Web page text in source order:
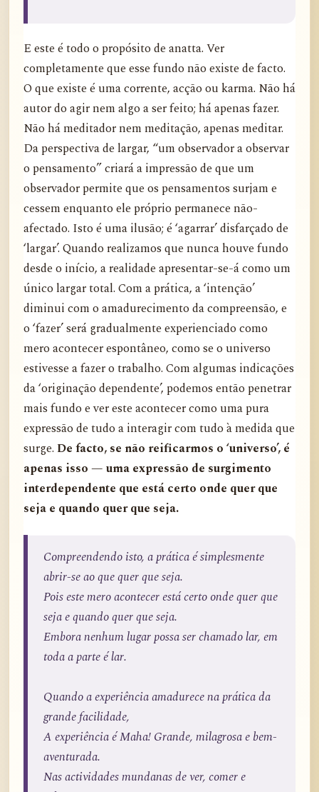
E este é todo o propósito de anatta. Ver
completamente que esse fundo não existe de facto.
O que existe é uma corrente, acção ou karma. Não há
autor do agir nem algo a ser feito; há apenas fazer.
Não há meditador nem meditação, apenas meditar.
Da perspectiva de largar, “um observador a observar
o pensamento” criará a impressão de que um
observador permite que os pensamentos surjam e
cessem enquanto ele próprio permanece não-
afectado. Isto é uma ilusão; é ‘agarrar’ disfarçado de
‘largar’. Quando realizamos que nunca houve fundo
desde o início, a realidade apresentar-se-á como um
único largar total. Com a prática, a ‘intenção’
diminui com o amadurecimento da compreensão, e
o ‘fazer’ será gradualmente experienciado como
mero acontecer espontâneo, como se o universo
estivesse a fazer o trabalho. Com algumas indicações
da ‘originação dependente’, podemos então penetrar
mais fundo e ver este acontecer como uma pura
expressão de tudo a interagir com tudo à medida que
surge. De facto, se não reificarmos o ‘universo’, é
apenas isso — uma expressão de surgimento
interdependente que está certo onde quer que
seja e quando quer que seja.
Compreendendo isto, a prática é simplesmente
abrir-se ao que quer que seja.
Pois este mero acontecer está certo onde quer que
seja e quando quer que seja.
Embora nenhum lugar possa ser chamado lar, em
toda a parte é lar.
Quando a experiência amadurece na prática da
grande facilidade,
A experiência é Maha! Grande, milagrosa e bem-
aventurada.
Nas actividades mundanas de ver, comer e